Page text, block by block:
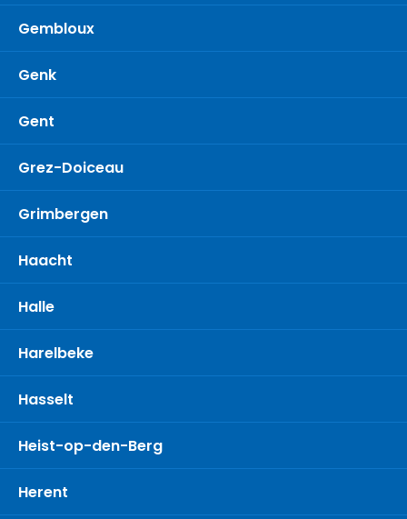
Gembloux
Genk
Gent
Grez-Doiceau
Grimbergen
Haacht
Halle
Harelbeke
Hasselt
Heist-op-den-Berg
Herent